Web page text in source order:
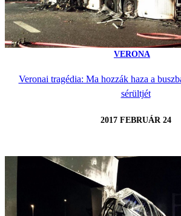
VERONA
Veronai tragédia: Ma hozzák haza a
sérültjét
2017 FEBRUÁR 24